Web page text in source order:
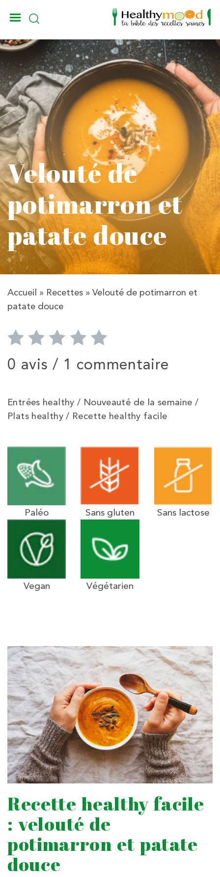
Velouté de
potimarron et
patate douce
Accueil » Recettes » Velouté de potimarron et
patate douce
0 avis / 1 commentaire
Entrées healthy / Nouveauté de la semaine /
Plats healthy / Recette healthy facile
Paléo Sans gluten Sans lactose
Vegan Végétarien
Recette healthy facile
: velouté de
potimarron et patate
douce